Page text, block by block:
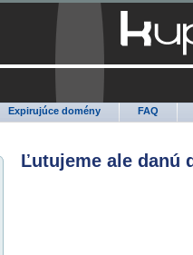
Expirujúce domény FAQ
Ľutujeme ale danú